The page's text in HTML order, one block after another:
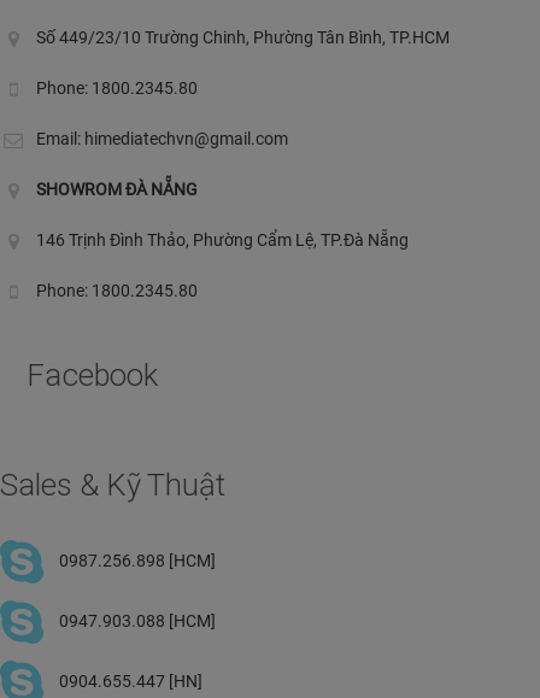
Số 449/23/10 Trường Chinh, Phường Tân Bình, TP.HCM
Phone: 1800.2345.80
Email: himediatechvn@gmail.com
SHOWROM ĐÀ NẴNG
146 Trịnh Đình Thảo, Phường Cẩm Lệ, TP.Đà Nẵng
Phone: 1800.2345.80
Facebook
Sales & Kỹ Thuật
0987.256.898 [HCM]
0947.903.088 [HCM]
0904.655.447 [HN]